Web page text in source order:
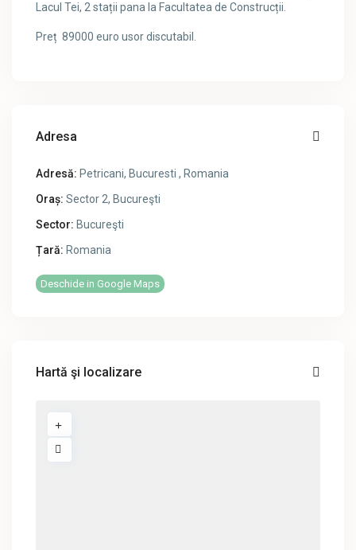
Lacul Tei, 2 stații pana la Facultatea de Construcții.
Preț 89000 euro usor discutabil.
Adresa
Adresă: Petricani, Bucuresti , Romania
Oraș: Sector 2, Bucureşti
Sector: Bucureşti
Țară: Romania
Deschide in Google Maps
Hartă şi localizare